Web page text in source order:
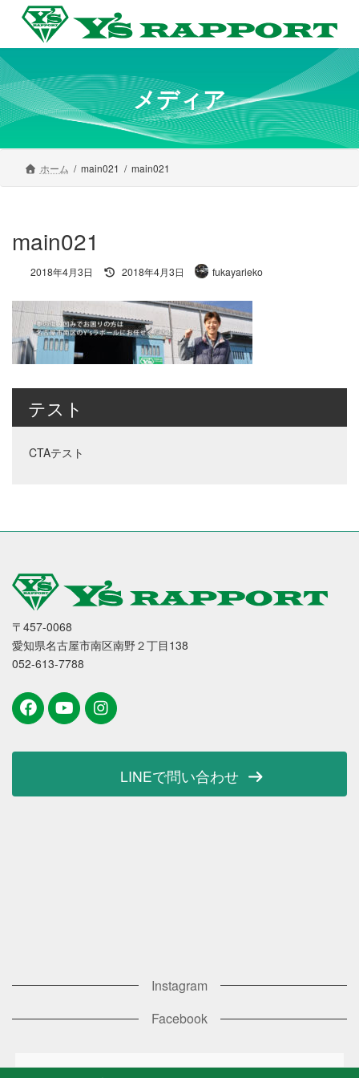
ン
ツ
へ
ス
キ
プ
ー
シ
ョ
ン
に
動
メディア
ホーム main021 main021
main021
2018年4月3日
最
日
時
2018年4月3日 fukayarieko
テスト
CTAテスト
〒457-0068
愛知県名古屋市南区南野２丁目138
052-613-7788
LINEで問い合わせ
Instagram
Facebook